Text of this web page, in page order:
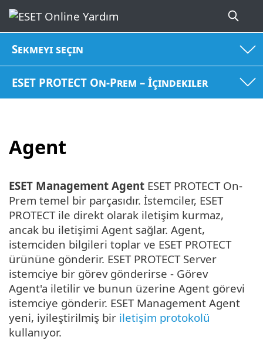
Sekmeyi seçin
ESET PROTECT On-Prem – İçindekiler
Agent
ESET Management Agent ESET PROTECT On-
Prem temel bir parçasıdır. İstemciler, ESET
PROTECT ile direkt olarak iletişim kurmaz,
ancak bu iletişimi Agent sağlar. Agent,
istemciden bilgileri toplar ve ESET PROTECT
ürününe gönderir. ESET PROTECT Server
istemciye bir görev gönderirse - Görev
Agent'a iletilir ve bunun üzerine Agent görevi
istemciye gönderir. ESET Management Agent
yeni, iyileştirilmiş bir iletişim protokolü
kullanıyor.